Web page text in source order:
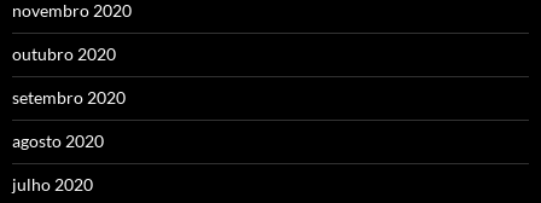
novembro 2020
outubro 2020
setembro 2020
agosto 2020
julho 2020